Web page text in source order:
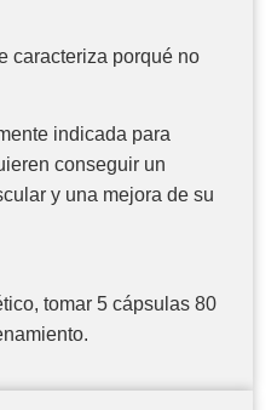
caracteriza porqué no
indicada para
conseguir un
y una mejora de su
tomar 5 cápsulas 80